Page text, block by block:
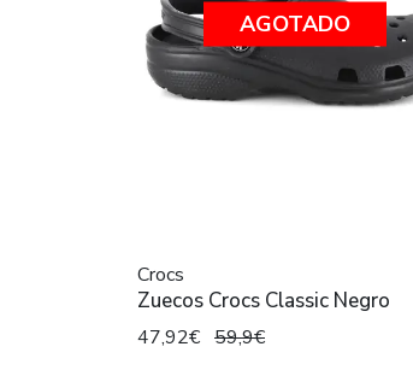
AGOTADO
Crocs
Zuecos Crocs Classic Negro
47,92€ 59,9€